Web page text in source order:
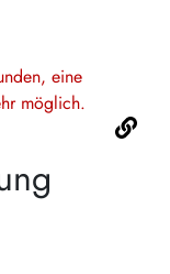
eine
möglich.